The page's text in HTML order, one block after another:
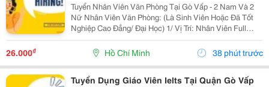
Tuyển Nhân Viên Văn Phòng Tại Gò Vấp - 2 Nam Và 2
Nữ Nhân Viên Văn Phòng: (Là Sinh Viên Hoặc Đã Tốt
Nghiệp Cao Đẳng/ Đại Học) 1/ Vị Trí: Nhân Viên Full
Time (2 Nam 2 Nữ) Ca Làm: 13:00 Đến 21:00 (1 Tháng
Được Nghỉ Phép 1 Ngày, Và Hưởng Các Ngày...
26.000₫ Hồ Chí Minh 38 phút trước
Tuyển Dụng Giáo Viên Ielts Tại Quận Gò Vấp